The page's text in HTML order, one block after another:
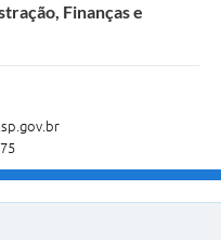
Finanças e